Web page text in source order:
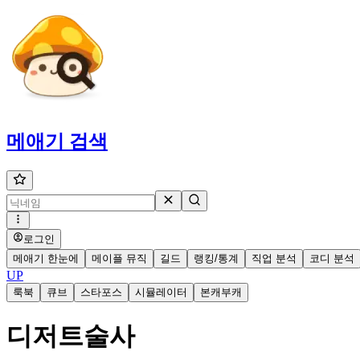
메애기 검색
로그인
메애기 한눈에
메이플 뮤직 길드 랭킹/통계 직업 분석 코디 분석
UP
룩북 큐브 스타포스 시뮬레이터 본캐부캐
디저트술사